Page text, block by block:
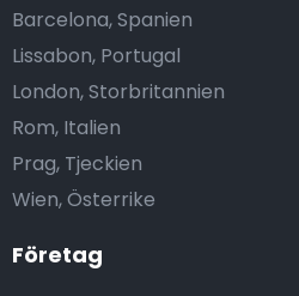
Företag
Barcelona, Spanien
Lissabon, Portugal
London, Storbritannien
Rom, Italien
Prag, Tjeckien
Wien, Österrike